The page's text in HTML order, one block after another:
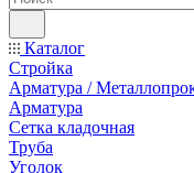
Каталог
Стройка
Арматура /
Арматура
Сетка кладочная
Труба
Уголок